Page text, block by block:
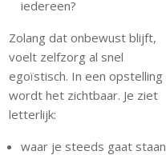
iedereen?
Zolang dat onbewust blijft,
voelt zelfzorg al snel
egoïstisch. In een opstelling
wordt het zichtbaar. Je ziet
letterlijk:
waar je steeds gaat staan